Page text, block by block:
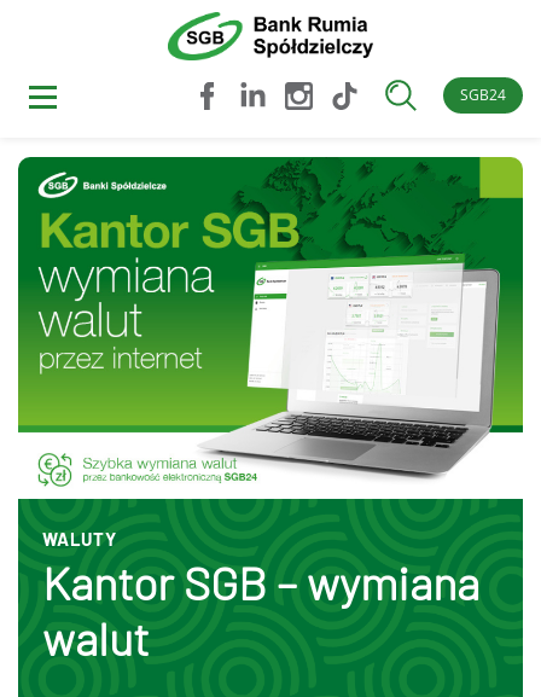
SGB24
WALUTY
Kantor SGB – wymiana
walut